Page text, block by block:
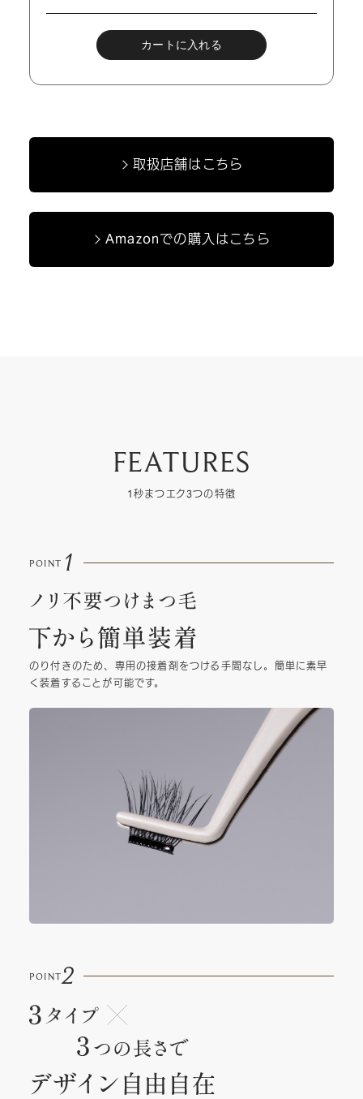
取扱店舗はこちら
Amazonでの購入はこちら
FEATURES
1秒まつエク3つの特徴
POINT 1
のり付きのため、専用の接着剤をつける手間なし。簡単に素早
く装着することが可能です。
POINT2